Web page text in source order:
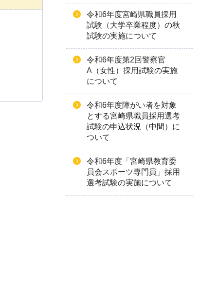
令和6年度宮崎県職員採用
試験（大学卒業程度）の秋
試験の実施について
令和6年度第2回警察官
A（女性）採用試験の実施
について
令和6年度障がい者を対象
とする宮崎県職員採用選考
試験の申込状況（中間）に
ついて
令和6年度「宮崎県教育委
員会スポーツ専門員」採用
選考試験の実施について